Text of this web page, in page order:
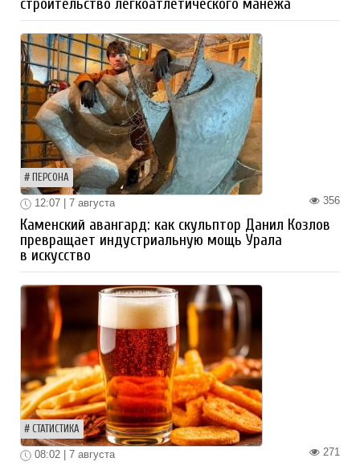
строительство легкоатлетического манежа
ПЕРСОНА
356
12:07 | 7 августа
Каменский авангард: как скульптор Данил Козлов
превращает индустриальную мощь Урала
в искусство
СТАТИСТИКА
271
08:02 | 7 августа